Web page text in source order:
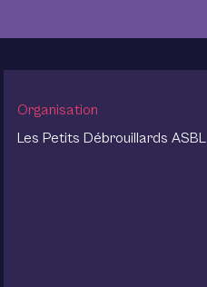
Organisation
Les Petits Débrouillards ASBL